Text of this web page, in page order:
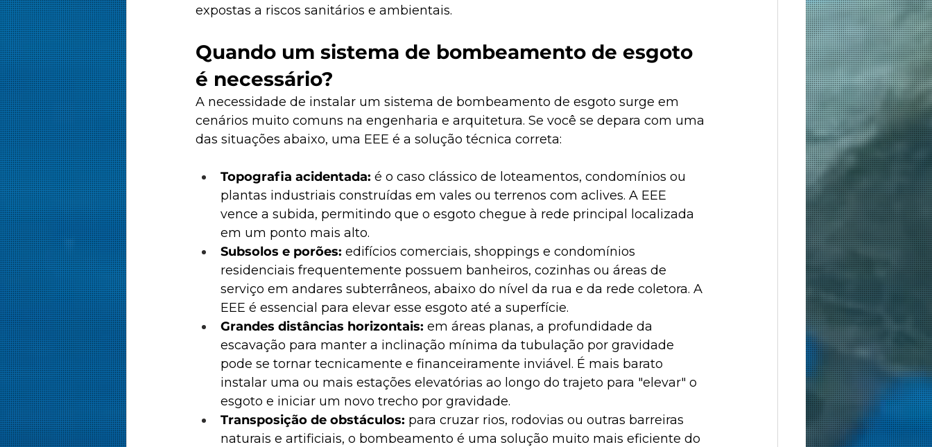
expostas a riscos sanitários e ambientais.
Quando um sistema de bombeamento de esgoto
é necessário?
A necessidade de instalar um sistema de bombeamento de esgoto surge em
cenários muito comuns na engenharia e arquitetura. Se você se depara com uma
das situações abaixo, uma EEE é a solução técnica correta:
Topografia acidentada: é o caso clássico de loteamentos, condomínios ou
plantas industriais construídas em vales ou terrenos com aclives. A EEE
vence a subida, permitindo que o esgoto chegue à rede principal localizada
em um ponto mais alto.
Subsolos e porões: edifícios comerciais, shoppings e condomínios
residenciais frequentemente possuem banheiros, cozinhas ou áreas de
serviço em andares subterrâneos, abaixo do nível da rua e da rede coletora. A
EEE é essencial para elevar esse esgoto até a superfície.
Grandes distâncias horizontais: em áreas planas, a profundidade da
escavação para manter a inclinação mínima da tubulação por gravidade
pode se tornar tecnicamente e financeiramente inviável. É mais barato
instalar uma ou mais estações elevatórias ao longo do trajeto para "elevar" o
esgoto e iniciar um novo trecho por gravidade.
Transposição de obstáculos: para cruzar rios, rodovias ou outras barreiras
naturais e artificiais, o bombeamento é uma solução muito mais eficiente do